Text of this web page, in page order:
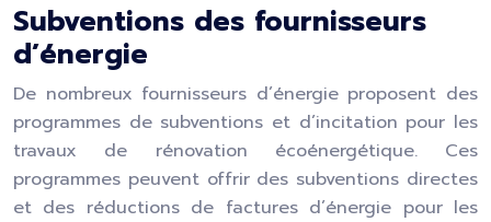
Subventions des fournisseurs
d’énergie
De nombreux fournisseurs d’énergie proposent des
programmes de subventions et d’incitation pour les
travaux de rénovation écoénergétique. Ces
programmes peuvent offrir des subventions directes
et des réductions de factures d’énergie pour les